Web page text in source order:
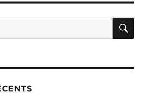
Zig
réalisé